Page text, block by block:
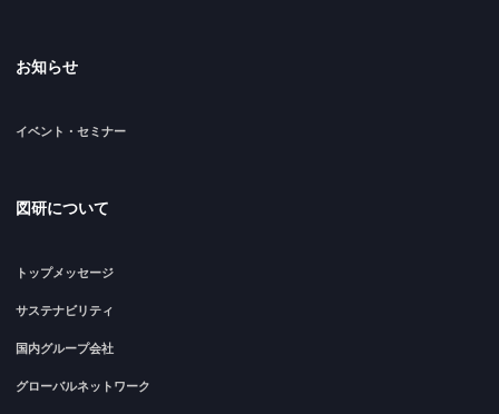
お知らせ
イベント・セミナー
図研について
トップメッセージ
サステナビリティ
国内グループ会社
グローバルネットワーク